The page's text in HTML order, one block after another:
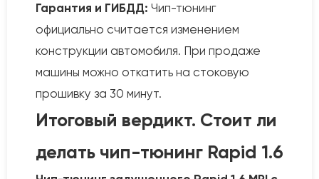
Гарантия и ГИБДД: Чип-тюнинг
официально считается изменением
конструкции автомобиля. При продаже
машины можно откатить на стоковую
прошивку за 30 минут.
Итоговый вердикт. Стоит ли
делать чип-тюнинг Rapid 1.6